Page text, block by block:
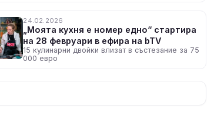
24.02.2026
„Моята кухня е номер едно“ стартира
на 28 февруари в ефира на bTV
15 кулинарни двойки влизат в състезание за 75
000 евро